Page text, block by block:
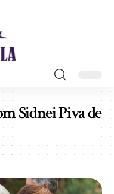
Sidnei Piva de